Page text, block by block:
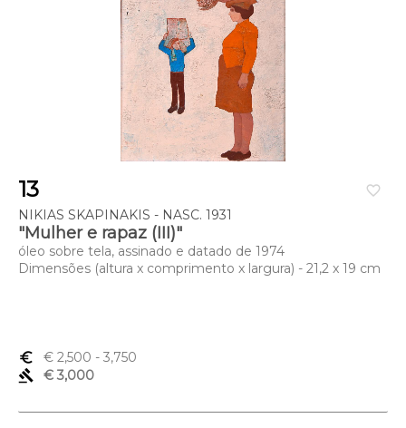
favorite_border
13
NIKIAS SKAPINAKIS - NASC. 1931
"Mulher e rapaz (III)"
óleo sobre tela, assinado e datado de 1974
Dimensões (altura x comprimento x largura) - 21,2 x 19 cm
euro_symbol € 2,500 - 3,750
gavel
€ 3,000